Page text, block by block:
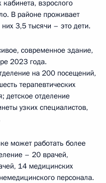
взрослого
В районе проживает
3,5 тысячи – это дети.
современное здание,
2023 года.
на 200 посещений,
терапевтических
детское отделение
узких специалистов,
может работать более
– 20 врачей,
14 медицинских
персонала.